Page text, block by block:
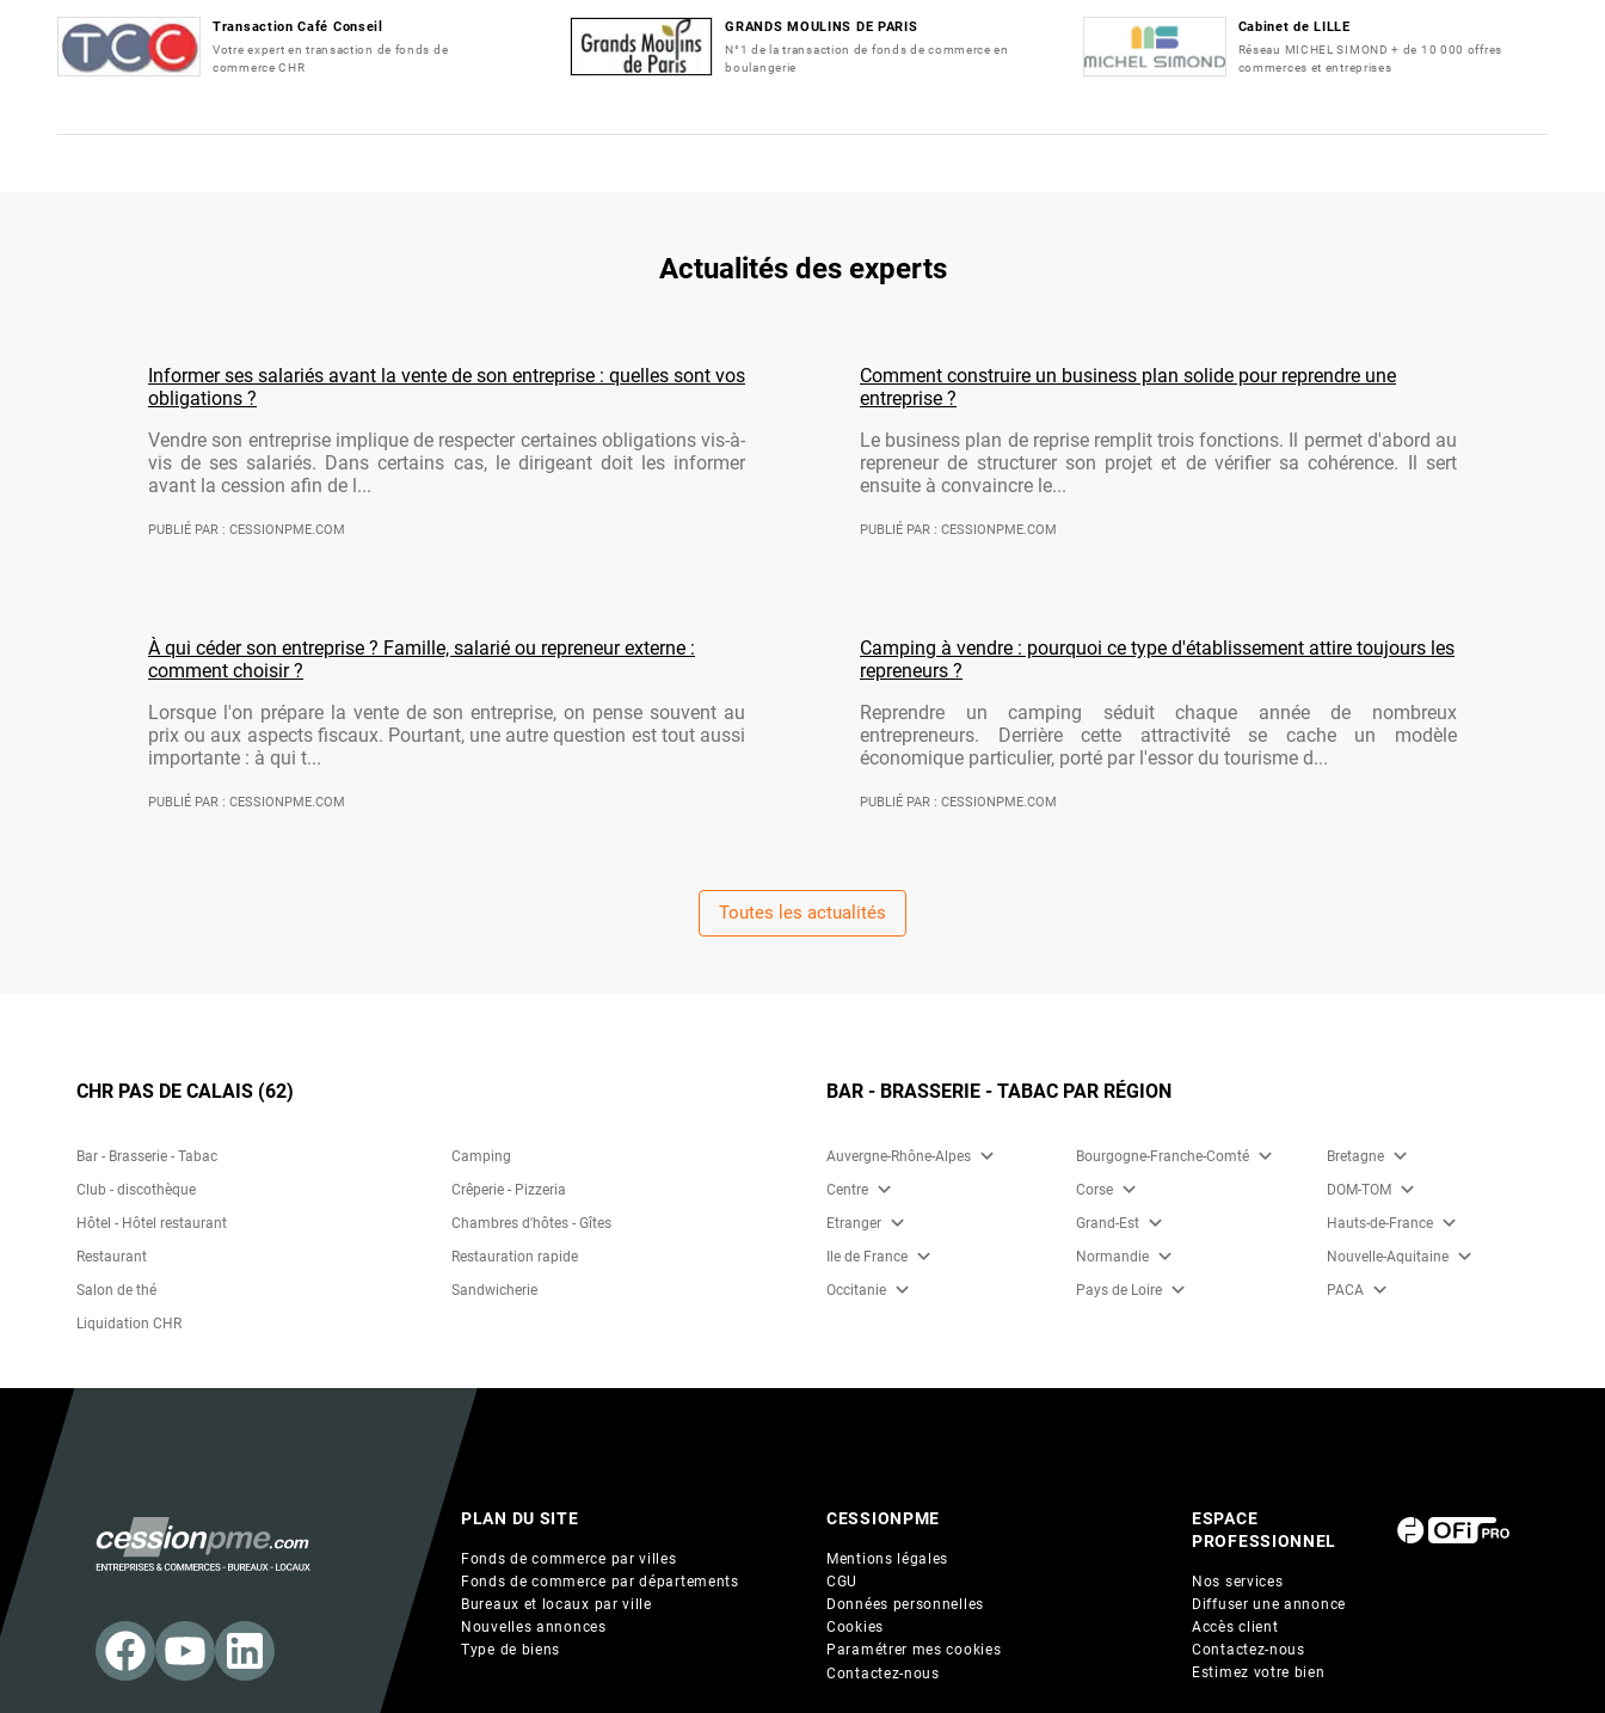
Transaction Café Conseil
Votre expert en transaction de fonds de
commerce CHR
GRANDS MOULINS DE PARIS
N°1 de la transaction de fonds de commerce en
boulangerie
Cabinet de LILLE
Réseau MICHEL SIMOND + de 10 000 offres
commerces et entreprises
Actualités des experts
Informer ses salariés avant la vente de son entreprise : quelles sont vos
obligations ?
Vendre son entreprise implique de respecter certaines obligations vis-à-
vis de ses salariés. Dans certains cas, le dirigeant doit les informer
avant la cession afin de l...
PUBLIÉ PAR : CESSIONPME.COM
Comment construire un business plan solide pour reprendre une
entreprise ?
Le business plan de reprise remplit trois fonctions. Il permet d'abord au
repreneur de structurer son projet et de vérifier sa cohérence. Il sert
ensuite à convaincre le...
PUBLIÉ PAR : CESSIONPME.COM
À qui céder son entreprise ? Famille, salarié ou repreneur externe :
comment choisir ?
Lorsque l'on prépare la vente de son entreprise, on pense souvent au
prix ou aux aspects fiscaux. Pourtant, une autre question est tout aussi
importante : à qui t...
PUBLIÉ PAR : CESSIONPME.COM
Camping à vendre : pourquoi ce type d'établissement attire toujours les
repreneurs ?
Reprendre un camping séduit chaque année de nombreux
entrepreneurs. Derrière cette attractivité se cache un modèle
économique particulier, porté par l'essor du tourisme d...
PUBLIÉ PAR : CESSIONPME.COM
Toutes les actualités
CHR PAS DE CALAIS (62)
Bar - Brasserie - Tabac
Camping
Club - discothèque
Crêperie - Pizzeria
Hôtel - Hôtel restaurant
Chambres d'hôtes - Gîtes
Restaurant
Restauration rapide
Salon de thé
Sandwicherie
Liquidation CHR
BAR - BRASSERIE - TABAC PAR RÉGION
Auvergne-Rhône-Alpes expand_more Bourgogne-Franche-Comté expand_more Bretagne expand_more
Centre expand_more Corse expand_more DOM-TOM expand_more
Etranger expand_more Grand-Est expand_more Hauts-de-France expand_more
Ile de France expand_more Normandie expand_more Nouvelle-Aquitaine expand_more
Occitanie expand_more Pays de Loire expand_more PACA expand_more
PLAN DU SITE
Fonds de commerce par villes
Fonds de commerce par départements
Bureaux et locaux par ville
Nouvelles annonces
Type de biens
CESSIONPME
Mentions légales
CGU
Données personnelles
Cookies
Paramétrer mes cookies
Contactez-nous
ESPACE
PROFESSIONNEL
Nos services
Diffuser une annonce
Accès client
Contactez-nous
Estimez votre bien